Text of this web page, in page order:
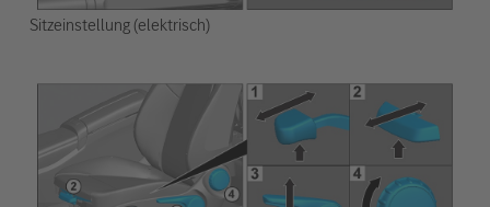
Sitzeinstellung (elektrisch)